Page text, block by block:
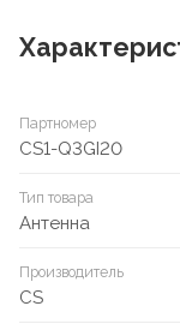
Партномер
CS1-Q3GI20
Тип товара
Антенна
Производитель
CS